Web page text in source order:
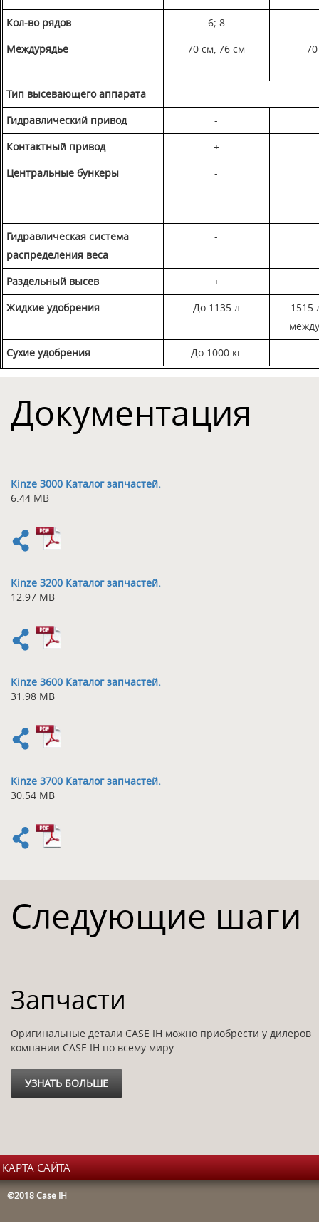
Кол-во рядов
6; 8
Междурядье
70 см, 76 см
Тип высевающего аппарата
Гидравлический привод
-
Контактный привод
+
Центральные бункеры
-
Гидравлическая система
распределения веса
-
Раздельный высев
+
Жидкие удобрения
До 1135 л
1515
Сухие удобрения
До 1000 кг
Документация
Kinze 3000 Каталог запчастей.
6.44 MB
Kinze 3200 Каталог запчастей.
12.97 MB
Kinze 3600 Каталог запчастей.
31.98 MB
Kinze 3700 Каталог запчастей.
30.54 MB
Следующие шаги
Запчасти
Оригинальные детали CASE IH можно приобрести у дилеров
компании CASE IH по всему миру.
УЗНАТЬ БОЛЬШЕ
КАРТА САЙТА
©2018 Case IH